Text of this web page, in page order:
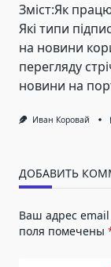
Зміст:Як
Які типи
на новини
перегляду
новини на
Иван Коровай
ДОБАВИТЬ
Ваш адрес email
поля помечены